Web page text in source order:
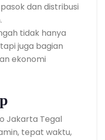
dan distribusi
tidak hanya
juga bagian
ekonomi
Jakarta Tegal
tepat waktu,